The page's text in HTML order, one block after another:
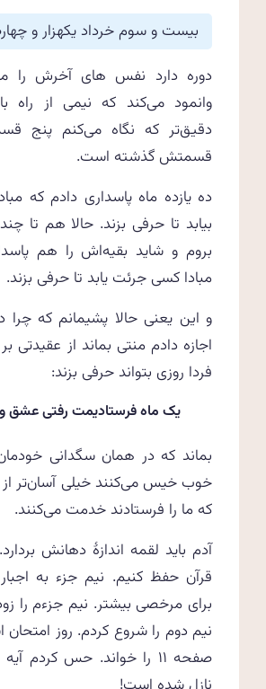
بیست و سوم خرداد یکهزار و
دوره دارد نفس های آخرش را
وانمود می‌کند که نیمی از راه
دقیق‌تر که نگاه می‌کنم پنج
قسمتش گذشته است.
ده یازده ماه پاسداری دادم که
بیابد تا حرفی بزند. حالا هم تا
بروم و شاید بقیه‌اش را هم
مبادا کسی جرئت یابد تا حرفی بزند.
و این یعنی حالا پشیمانم که چرا
اجازه دادم منتی بماند از عقیدتی
فردا روزی بتواند حرفی بزند:
یک ماه فرستادیمت رفتی عشق
بماند که در همان سگدانی
خوب خیس می‌کنند خیلی آسان‌تر
که ما را فرستادند خدمت می‌کنند.
آدم باید لقمه اندازهٔ دهانش
قرآن حفظ کنیم. نیم جزء به
برای مرخصی بیشتر. نیم جزءم را
نیم دوم را شروع کردم. روز امتحان
صفحه ۱۱ را خواند. حس کردم